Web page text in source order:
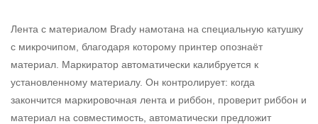
Лента с материалом Brady намотана на специальную катушку
с микрочипом, благодаря которому принтер опознаёт
материал. Маркиратор автоматически калибруется к
установленному материалу. Он контролирует: когда
закончится маркировочная лента и риббон, проверит риббон и
материал на совместимость, автоматически предложит